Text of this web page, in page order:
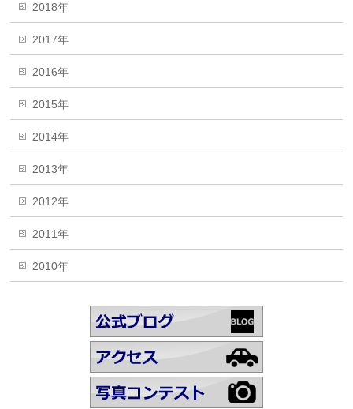
2018年
2017年
2016年
2015年
2014年
2013年
2012年
2011年
2010年